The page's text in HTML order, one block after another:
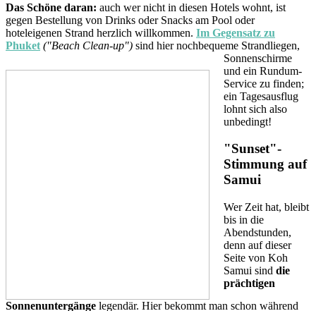
Das Schöne daran: auch wer nicht in diesen Hotels wohnt, ist
gegen Bestellung von Drinks oder Snacks am Pool oder
hoteleigenen Strand herzlich willkommen. Im Gegensatz zu
Phuket ("Beach Clean-up") sind hier nochbequeme Strandliegen,
Sonnenschirme
und ein Rundum-
Service zu finden;
ein Tagesausflug
lohnt sich also
unbedingt!
"Sunset"-
Stimmung auf
Samui
Wer Zeit hat, bleibt
bis in die
Abendstunden,
denn auf dieser
Seite von Koh
Samui sind die
prächtigen
Sonnenuntergänge legendär. Hier bekommt man schon während